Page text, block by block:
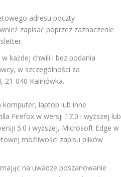
adresu poczty
zapisać poprzez zaznaczenie
każdej chwili i bez podania
w szczególności za
21-040 Kalinówka.
komputer, laptop lub inne
Firefox w wersji 17.0 i wyższej lub
5.0 i wyższej, Microsoft Edge w
możliwości zapisu plików
na uwadze poszanowanie